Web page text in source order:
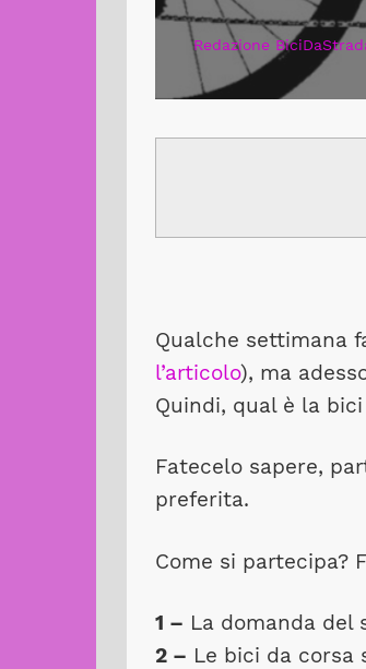
Redazione
Qualche settimana
l’articolo), ma
Quindi, qual è la
Fatecelo sapere,
preferita.
Come si partecipa?
1 – La domanda del
2 – Le bici da corsa